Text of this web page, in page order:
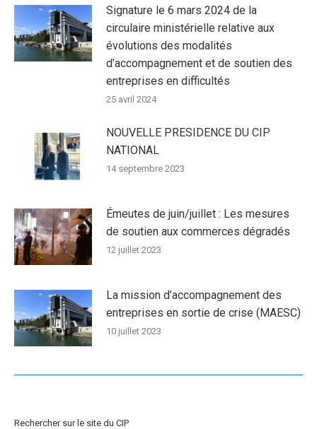
Signature le 6 mars 2024 de la
circulaire ministérielle relative aux
évolutions des modalités
d’accompagnement et de soutien des
entreprises en difficultés
25 avril 2024
NOUVELLE PRESIDENCE DU CIP
NATIONAL
14 septembre 2023
Émeutes de juin/juillet : Les mesures
de soutien aux commerces dégradés
12 juillet 2023
La mission d’accompagnement des
entreprises en sortie de crise (MAESC)
10 juillet 2023
Rechercher sur le site du CIP